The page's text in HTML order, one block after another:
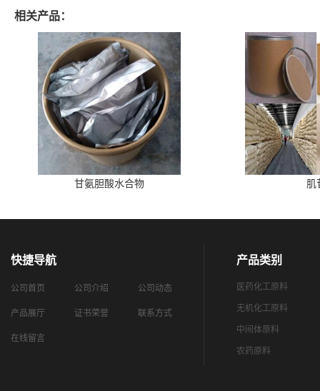
相关产品：
甘氨胆酸水合物 肌
快捷导航
公司首页 公司介绍 公司动态
产品展厅 证书荣誉 联系方式
在线留言
产品类别
医药化工原料
无机化工原料
中间体原料
农药原料